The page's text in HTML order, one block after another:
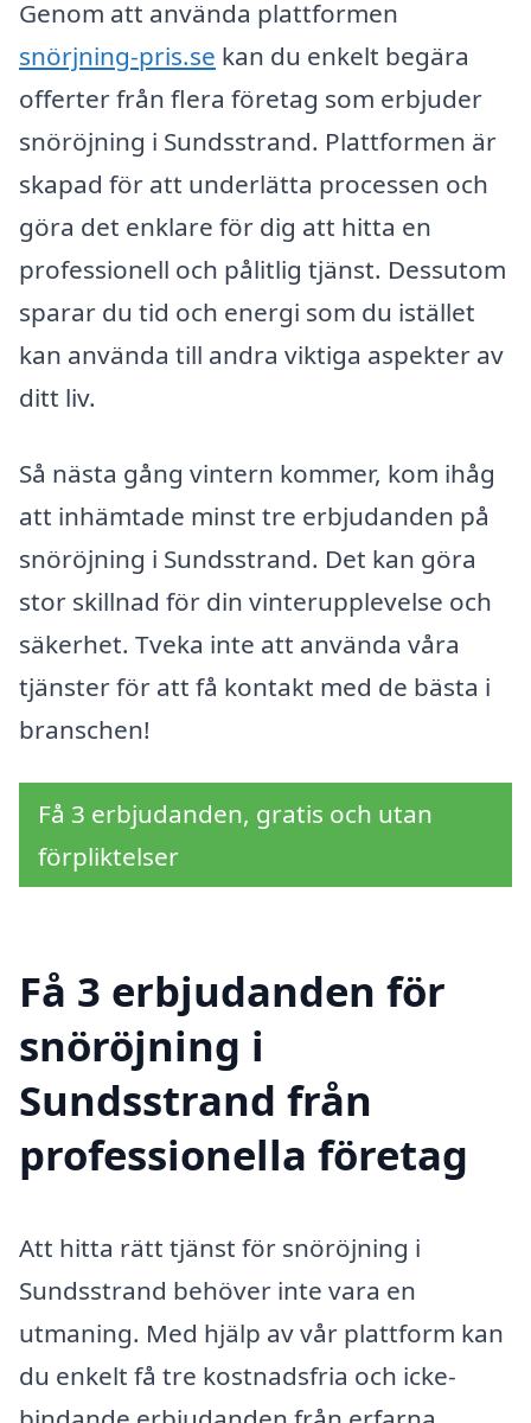
Genom att använda plattformen
snörjning-pris.se kan du enkelt begära
offerter från flera företag som erbjuder
snöröjning i Sundsstrand. Plattformen är
skapad för att underlätta processen och
göra det enklare för dig att hitta en
professionell och pålitlig tjänst. Dessutom
sparar du tid och energi som du istället
kan använda till andra viktiga aspekter av
ditt liv.
Så nästa gång vintern kommer, kom ihåg
att inhämtade minst tre erbjudanden på
snöröjning i Sundsstrand. Det kan göra
stor skillnad för din vinterupplevelse och
säkerhet. Tveka inte att använda våra
tjänster för att få kontakt med de bästa i
branschen!
Få 3 erbjudanden, gratis och utan
förpliktelser
Få 3 erbjudanden för
snöröjning i
Sundsstrand från
professionella företag
Att hitta rätt tjänst för snöröjning i
Sundsstrand behöver inte vara en
utmaning. Med hjälp av vår plattform kan
du enkelt få tre kostnadsfria och icke-